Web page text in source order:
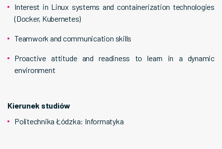
Interest in Linux systems and containerization technologies
(Docker, Kubernetes)
Teamwork and communication skills
Proactive attitude and readiness to learn in a dynamic
environment
Kierunek studiów
Politechnika Łódzka: Informatyka